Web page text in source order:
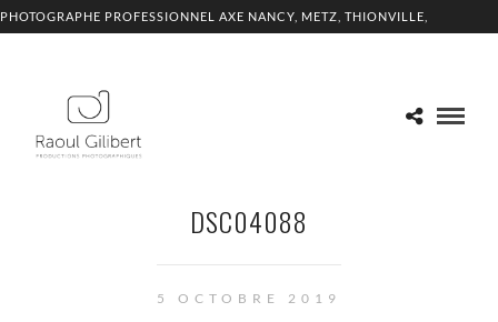
PHOTOGRAPHE PROFESSIONNEL AXE NANCY, METZ, THIONVILLE,
DSC04088
5 OCTOBRE 2019